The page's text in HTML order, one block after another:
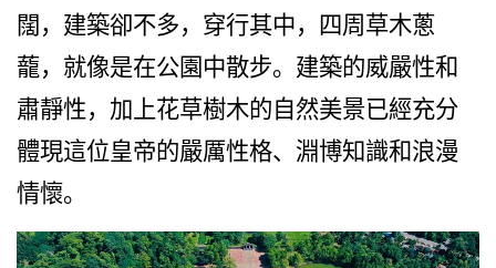
夥
越
南
旅
行
闊，建築卻不多，穿行其中，四周草木蔥
蘢，就像是在公園中散步。建築的威嚴性和
肅靜性，加上花草樹木的自然美景已經充分
體現這位皇帝的嚴厲性格、淵博知識和浪漫
情懷。